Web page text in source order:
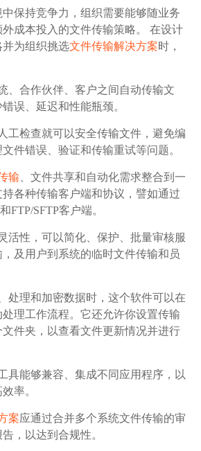
保持竞争力，组织需要能够随业务
成本投入的文件传输策略。 在设计
为组织挑选文件传输解决方案时，
、合作伙伴、客户之间自动传输文
误、延迟和性能瓶颈。
工检查就可以安全传输文件，避免编
件错误、验证和传输重试等问题。
输 、文件共享和自动化需求整合到一
各种传输客户端和协议，譬如通过
FTP/SFTP客户端。
活性，可以简化、保护、批量审核服
及用户到系统的临时文件传输和员
处理和加密数据时，这个软件可以在
理工作流程。它还允许你设置传输
件夹，以查看文件更新情况并进行
具能够兼容、集成不同应用程序，以
率。
案应通过合并多个系统文件传输的审
，以达到合规性。